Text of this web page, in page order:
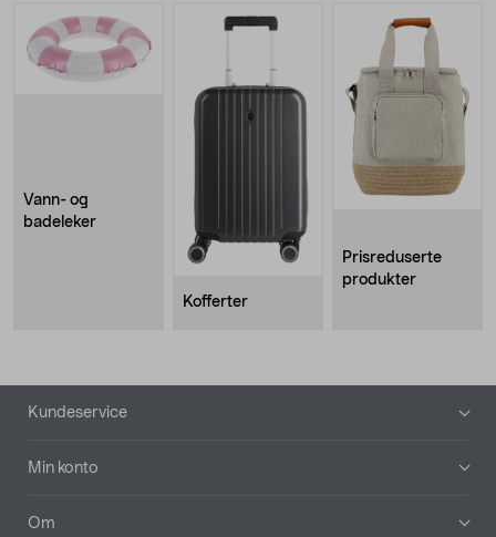
Vann- og
badeleker
Kofferter
Prisreduserte
produkter
Bunntekst
Kundeservice
Min konto
Om